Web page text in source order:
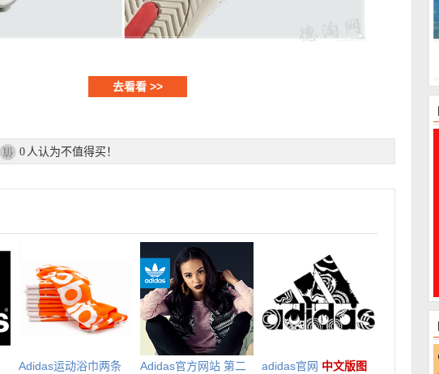
去看看 >>
0 人认为不值得买！
Adidas运动浴巾两条
Adidas官方网站 第二
adidas官网 中文版图